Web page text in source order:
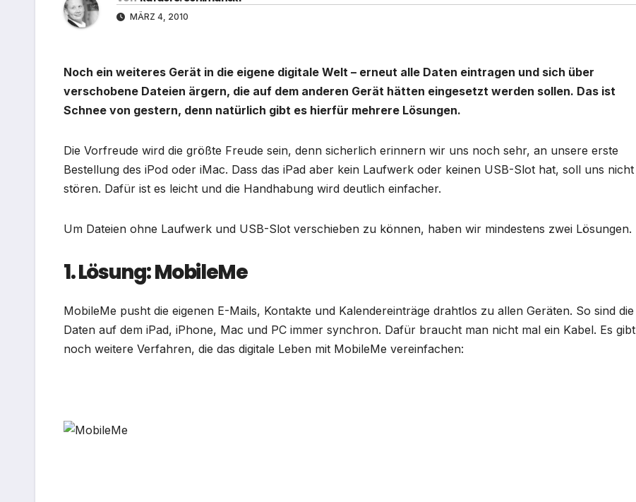
MÄRZ 4, 2010
Noch ein weiteres Gerät in die eigene digitale Welt – erneut alle Daten eintragen und sich über
verschobene Dateien ärgern, die auf dem anderen Gerät hätten eingesetzt werden sollen. Das ist
Schnee von gestern, denn natürlich gibt es hierfür mehrere Lösungen.
Die Vorfreude wird die größte Freude sein, denn sicherlich erinnern wir uns noch sehr, an unsere erste
Bestellung des iPod oder iMac. Dass das iPad aber kein Laufwerk oder keinen USB-Slot hat, soll uns nicht
stören. Dafür ist es leicht und die Handhabung wird deutlich einfacher.
Um Dateien ohne Laufwerk und USB-Slot verschieben zu können, haben wir mindestens zwei Lösungen.
1. Lösung: MobileMe
MobileMe pusht die eigenen E-Mails, Kontakte und Kalendereinträge drahtlos zu allen Geräten. So sind die
Daten auf dem iPad, iPhone, Mac und PC immer synchron. Dafür braucht man nicht mal ein Kabel. Es gibt
noch weitere Verfahren, die das digitale Leben mit MobileMe vereinfachen: